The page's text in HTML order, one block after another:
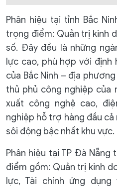
Phân hiệu tại tỉnh Bắc
trọng điểm: Quản trị kinh
số. Đây đều là những
lực cao, phù hợp với
của Bắc Ninh – địa
thủ phủ công nghiệp của
xuất công nghệ cao,
nghiệp hỗ trợ hàng đầu cả
sôi động bậc nhất khu vực.
Phân hiệu tại TP Đà Nẵng
điểm gồm: Quản trị kinh
lực, Tài chính ứng